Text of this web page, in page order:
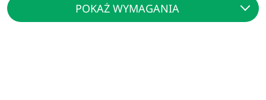
POKAŻ WYMAGANIA